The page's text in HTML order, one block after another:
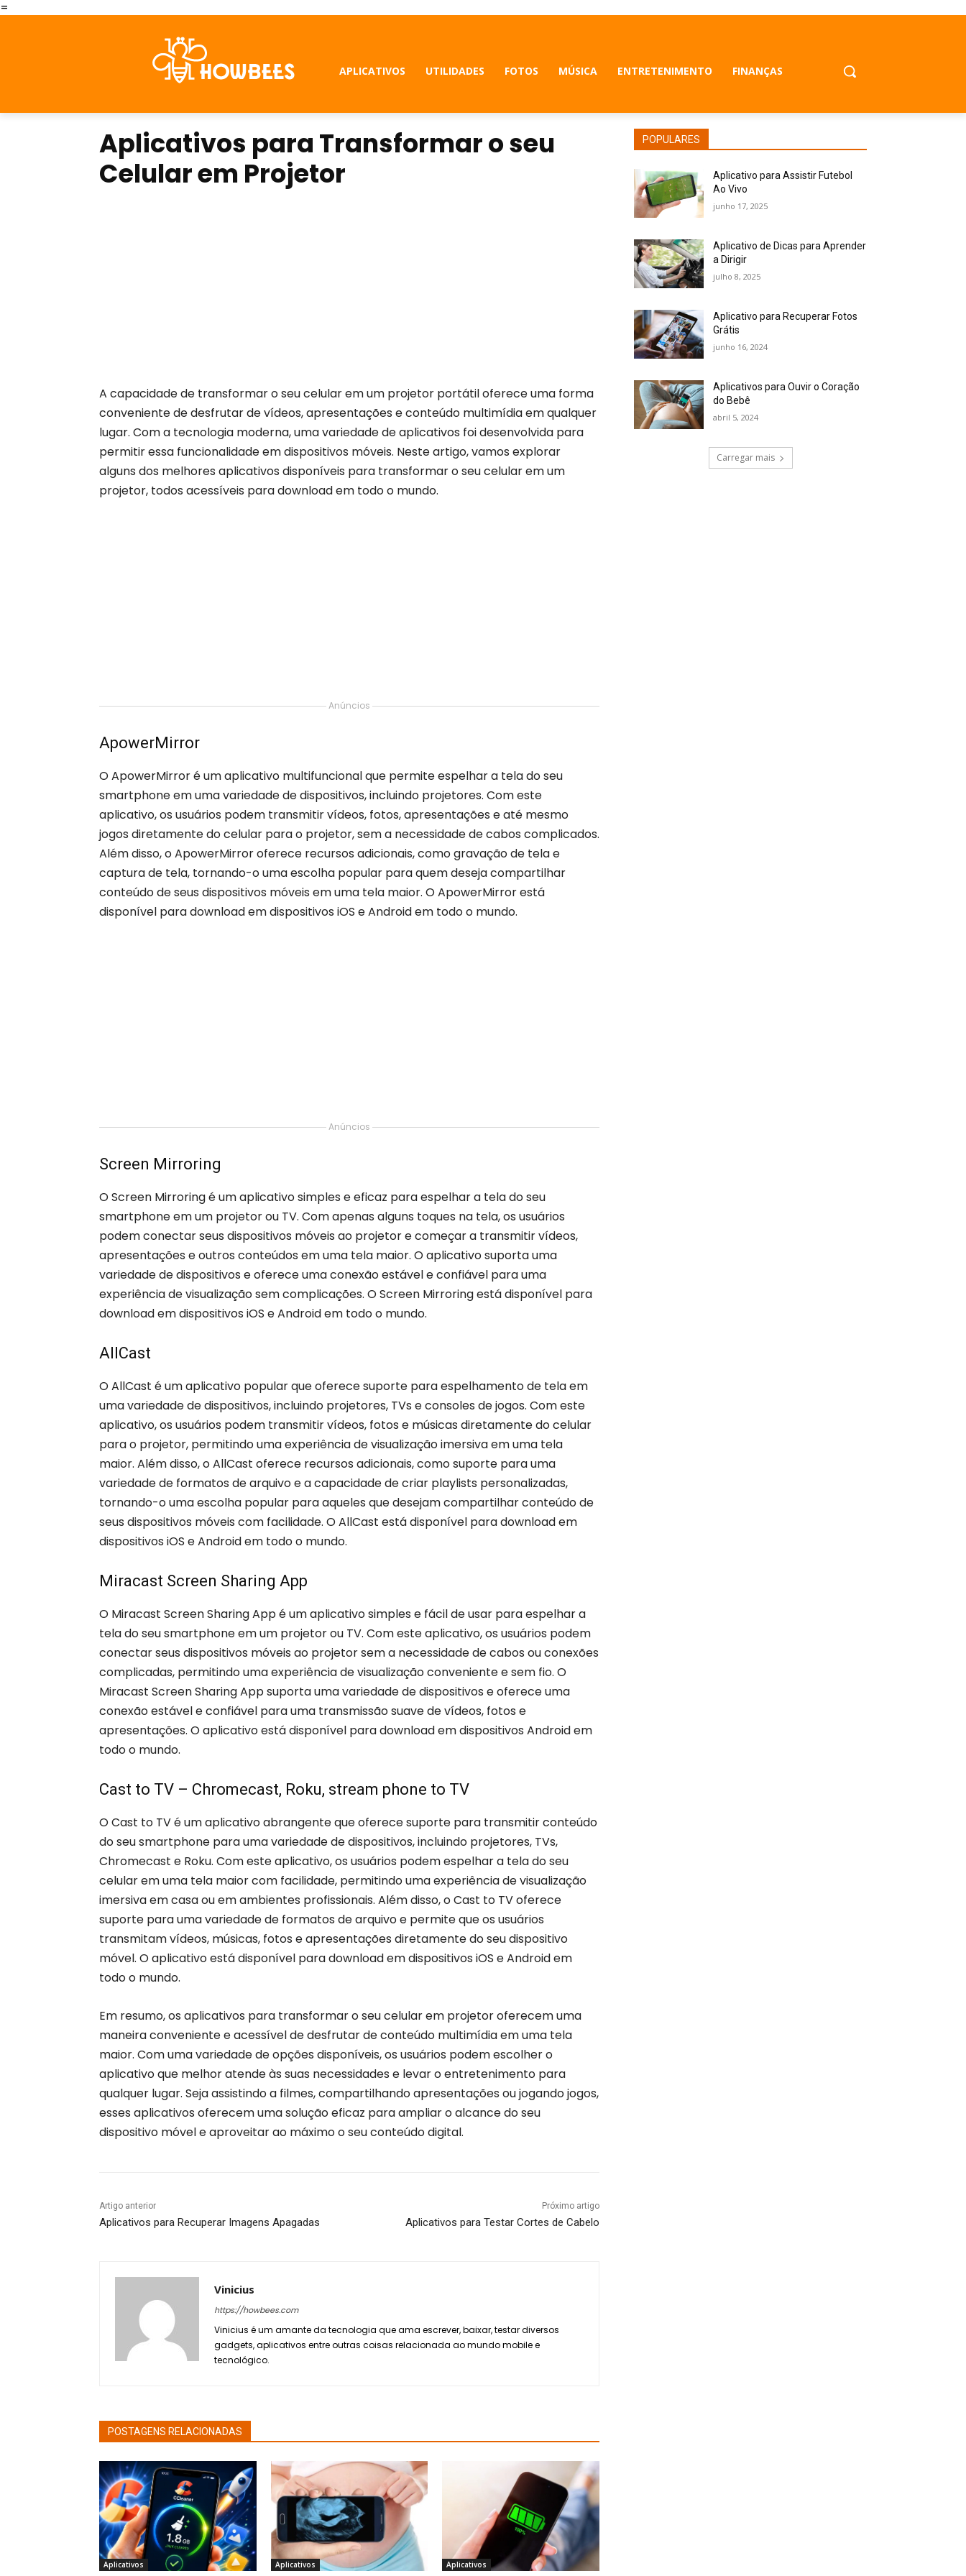
=
APLICATIVOS UTILIDADES FOTOS MÚSICA ENTRETENIMENTO FINANÇAS
Aplicativos para Transformar o seu
Celular em Projetor
A capacidade de transformar o seu celular em um projetor portátil oferece uma forma
conveniente de desfrutar de vídeos, apresentações e conteúdo multimídia em qualquer
lugar. Com a tecnologia moderna, uma variedade de aplicativos foi desenvolvida para
permitir essa funcionalidade em dispositivos móveis. Neste artigo, vamos explorar
alguns dos melhores aplicativos disponíveis para transformar o seu celular em um
projetor, todos acessíveis para download em todo o mundo.
Anúncios
ApowerMirror
O ApowerMirror é um aplicativo multifuncional que permite espelhar a tela do seu
smartphone em uma variedade de dispositivos, incluindo projetores. Com este
aplicativo, os usuários podem transmitir vídeos, fotos, apresentações e até mesmo
jogos diretamente do celular para o projetor, sem a necessidade de cabos complicados.
Além disso, o ApowerMirror oferece recursos adicionais, como gravação de tela e
captura de tela, tornando-o uma escolha popular para quem deseja compartilhar
conteúdo de seus dispositivos móveis em uma tela maior. O ApowerMirror está
disponível para download em dispositivos iOS e Android em todo o mundo.
Anúncios
Screen Mirroring
O Screen Mirroring é um aplicativo simples e eficaz para espelhar a tela do seu
smartphone em um projetor ou TV. Com apenas alguns toques na tela, os usuários
podem conectar seus dispositivos móveis ao projetor e começar a transmitir vídeos,
apresentações e outros conteúdos em uma tela maior. O aplicativo suporta uma
variedade de dispositivos e oferece uma conexão estável e confiável para uma
experiência de visualização sem complicações. O Screen Mirroring está disponível para
download em dispositivos iOS e Android em todo o mundo.
AllCast
O AllCast é um aplicativo popular que oferece suporte para espelhamento de tela em
uma variedade de dispositivos, incluindo projetores, TVs e consoles de jogos. Com este
aplicativo, os usuários podem transmitir vídeos, fotos e músicas diretamente do celular
para o projetor, permitindo uma experiência de visualização imersiva em uma tela
maior. Além disso, o AllCast oferece recursos adicionais, como suporte para uma
variedade de formatos de arquivo e a capacidade de criar playlists personalizadas,
tornando-o uma escolha popular para aqueles que desejam compartilhar conteúdo de
seus dispositivos móveis com facilidade. O AllCast está disponível para download em
dispositivos iOS e Android em todo o mundo.
Miracast Screen Sharing App
O Miracast Screen Sharing App é um aplicativo simples e fácil de usar para espelhar a
tela do seu smartphone em um projetor ou TV. Com este aplicativo, os usuários podem
conectar seus dispositivos móveis ao projetor sem a necessidade de cabos ou conexões
complicadas, permitindo uma experiência de visualização conveniente e sem fio. O
Miracast Screen Sharing App suporta uma variedade de dispositivos e oferece uma
conexão estável e confiável para uma transmissão suave de vídeos, fotos e
apresentações. O aplicativo está disponível para download em dispositivos Android em
todo o mundo.
Cast to TV – Chromecast, Roku, stream phone to TV
O Cast to TV é um aplicativo abrangente que oferece suporte para transmitir conteúdo
do seu smartphone para uma variedade de dispositivos, incluindo projetores, TVs,
Chromecast e Roku. Com este aplicativo, os usuários podem espelhar a tela do seu
celular em uma tela maior com facilidade, permitindo uma experiência de visualização
imersiva em casa ou em ambientes profissionais. Além disso, o Cast to TV oferece
suporte para uma variedade de formatos de arquivo e permite que os usuários
transmitam vídeos, músicas, fotos e apresentações diretamente do seu dispositivo
móvel. O aplicativo está disponível para download em dispositivos iOS e Android em
todo o mundo.
Em resumo, os aplicativos para transformar o seu celular em projetor oferecem uma
maneira conveniente e acessível de desfrutar de conteúdo multimídia em uma tela
maior. Com uma variedade de opções disponíveis, os usuários podem escolher o
aplicativo que melhor atende às suas necessidades e levar o entretenimento para
qualquer lugar. Seja assistindo a filmes, compartilhando apresentações ou jogando jogos,
esses aplicativos oferecem uma solução eficaz para ampliar o alcance do seu
dispositivo móvel e aproveitar ao máximo o seu conteúdo digital.
Artigo anterior
Aplicativos para Recuperar Imagens Apagadas
Próximo artigo
Aplicativos para Testar Cortes de Cabelo
Vinicius
https://howbees.com
Vinicius é um amante da tecnologia que ama escrever, baixar, testar diversos
gadgets, aplicativos entre outras coisas relacionada ao mundo mobile e
tecnológico.
POSTAGENS RELACIONADAS
Aplicativos Aplicativos Aplicativos
POPULARES
Aplicativo para Assistir Futebol
Ao Vivo
junho 17, 2025
Aplicativo de Dicas para Aprender
a Dirigir
julho 8, 2025
Aplicativo para Recuperar Fotos
Grátis
junho 16, 2024
Aplicativos para Ouvir o Coração
do Bebê
abril 5, 2024
Carregar mais